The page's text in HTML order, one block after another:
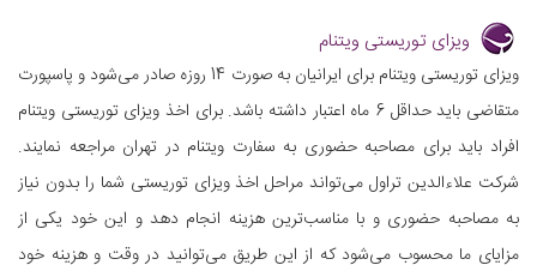
ویزای توریستی ویتنام
ویزای توریستی ویتنام برای ایرانیان به صورت 14 روزه صادر می‌شود و پاسپورت
متقاضی باید حداقل 6 ماه اعتبار داشته باشد. برای اخذ ویزای توریستی ویتنام
افراد باید برای مصاحبه حضوری به سفارت ویتنام در تهران مراجعه نمایند.
شرکت علاءالدین تراول می‌تواند مراحل اخذ ویزای توریستی شما را بدون نیاز
به مصاحبه حضوری و با مناسب‌ترین هزینه انجام دهد و این خود یکی از
مزایای ما محسوب می‌شود که از این طریق می‌توانید در وقت و هزینه خود